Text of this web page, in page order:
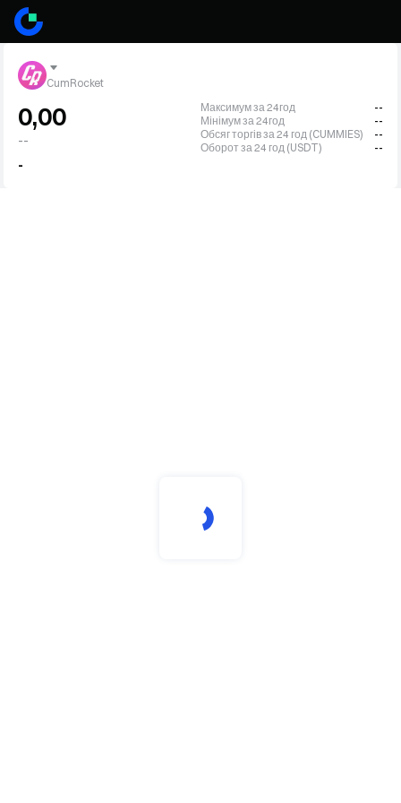
CumRocket
0,00
--
-
Максимум за 24год
--
Мінімум за 24год
--
Обсяг торгів за 24 год (CUMMIES)
--
Оборот за 24 год (USDT)
--